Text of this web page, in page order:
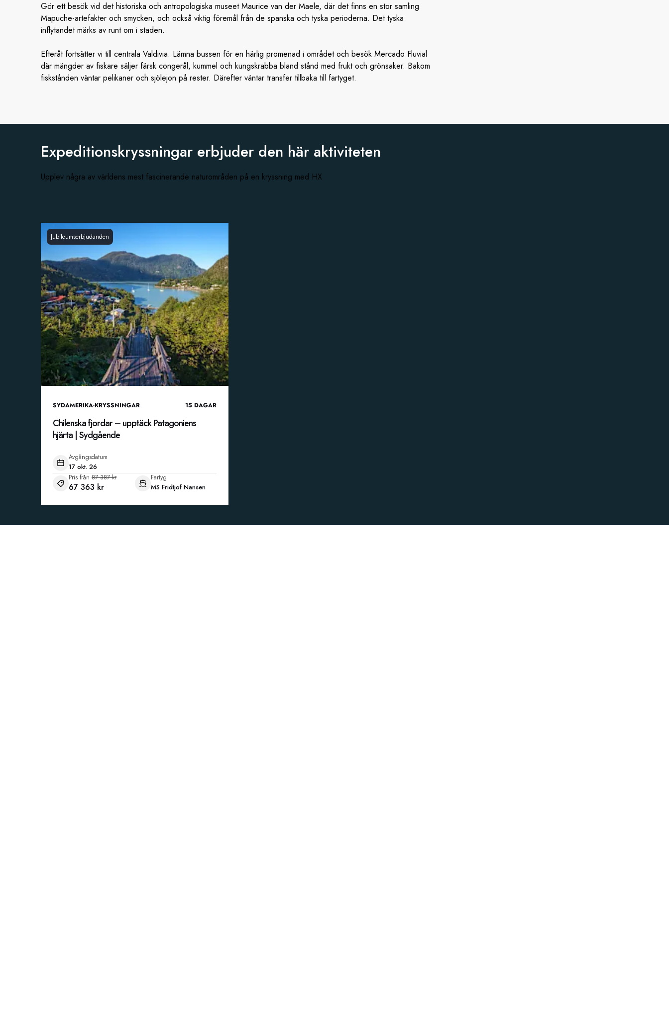
Gör ett besök vid det historiska och antropologiska museet Maurice van der Maele, där det finns en stor samling
Mapuche-artefakter och smycken, och också viktig föremål från de spanska och tyska perioderna. Det tyska
inflytandet märks av runt om i staden.
Efteråt fortsätter vi till centrala Valdivia. Lämna bussen för en härlig promenad i området och besök Mercado Fluvial
där mängder av fiskare säljer färsk congerål, kummel och kungskrabba bland stånd med frukt och grönsaker. Bakom
fiskstånden väntar pelikaner och sjölejon på rester. Därefter väntar transfer tillbaka till fartyget.
Expeditionskryssningar erbjuder den här aktiviteten
Upplev några av världens mest fascinerande naturområden på en kryssning med HX
Jubileumserbjudanden
SYDAMERIKA-KRYSSNINGAR 15 DAGAR
Chilenska fjordar – upptäck Patagoniens
hjärta | Sydgående
Avgångsdatum
17 okt. 26
Pris från 87 387 kr
67 363 kr
Fartyg
MS Fridtjof Nansen